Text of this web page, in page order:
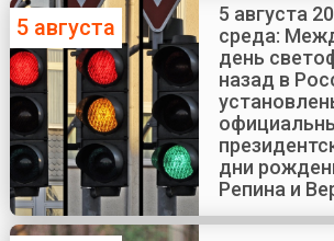
5 августа
5 августа
среда:
день
назад в
дни
Репина и